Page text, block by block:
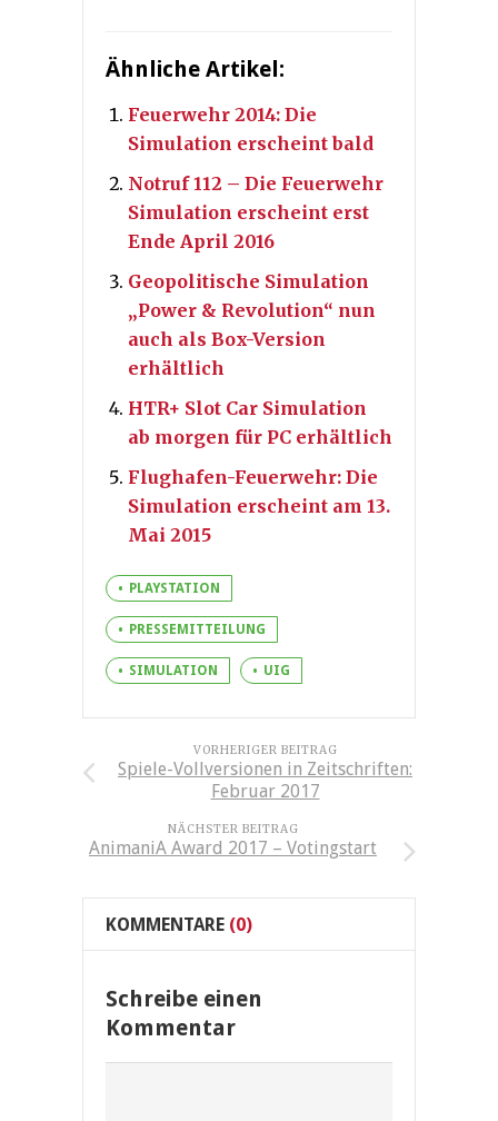
Ähnliche Artikel:
Feuerwehr 2014: Die
Simulation erscheint bald
Notruf 112 – Die Feuerwehr
Simulation erscheint erst
Ende April 2016
Geopolitische Simulation
„Power & Revolution“ nun
auch als Box-Version
erhältlich
HTR+ Slot Car Simulation
ab morgen für PC erhältlich
Flughafen-Feuerwehr: Die
Simulation erscheint am 13.
Mai 2015
PLAYSTATION
PRESSEMITTEILUNG
SIMULATION UIG
VORHERIGER BEITRAG
Spiele-Vollversionen in Zeitschriften:
Februar 2017
NÄCHSTER BEITRAG
AnimaniA Award 2017 – Votingstart
KOMMENTARE (0)
Schreibe einen
Kommentar